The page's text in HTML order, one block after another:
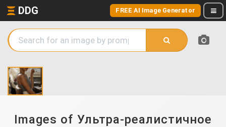
DDG FREE AI Image Generator
Images of Ультра-реалистичное